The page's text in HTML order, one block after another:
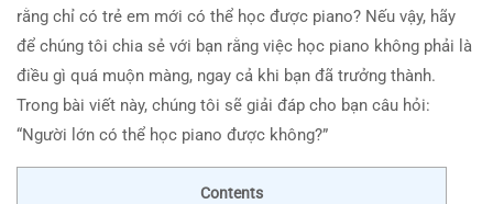
rằng chỉ có trẻ em mới có thể học được piano? Nếu vậy, hãy
để chúng tôi chia sẻ với bạn rằng việc học piano không phải là
điều gì quá muộn màng, ngay cả khi bạn đã trưởng thành.
Trong bài viết này, chúng tôi sẽ giải đáp cho bạn câu hỏi:
“Người lớn có thể học piano được không?”
Contents